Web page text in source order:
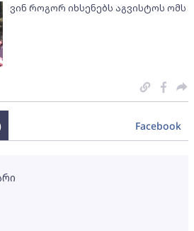
ვინ როგორ იხსენებს აგვისტოს ომს
Facebook